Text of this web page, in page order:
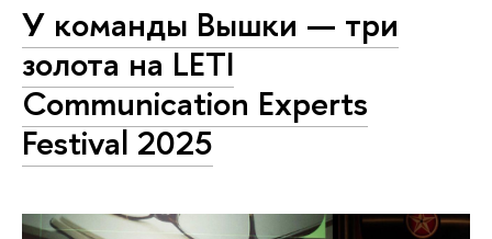
У команды Вышки — три
золота на LETI
Communication Experts
Festival 2025